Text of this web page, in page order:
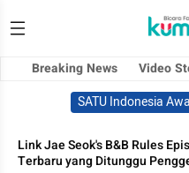
Breaking News Video
SATU Indonesia
Link Jae Seok's B&B Rules
Terbaru yang Ditunggu